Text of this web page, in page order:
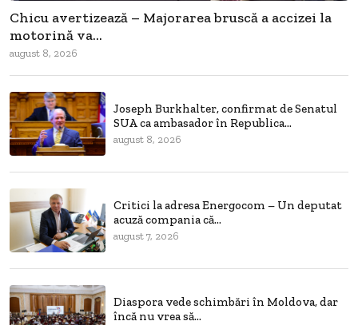
Chicu avertizează – Majorarea bruscă a accizei la
motorină va...
august 8, 2026
Joseph Burkhalter, confirmat de Senatul
SUA ca ambasador în Republica...
august 8, 2026
Critici la adresa Energocom – Un deputat
acuză compania că...
august 7, 2026
Diaspora vede schimbări în Moldova, dar
încă nu vrea să...